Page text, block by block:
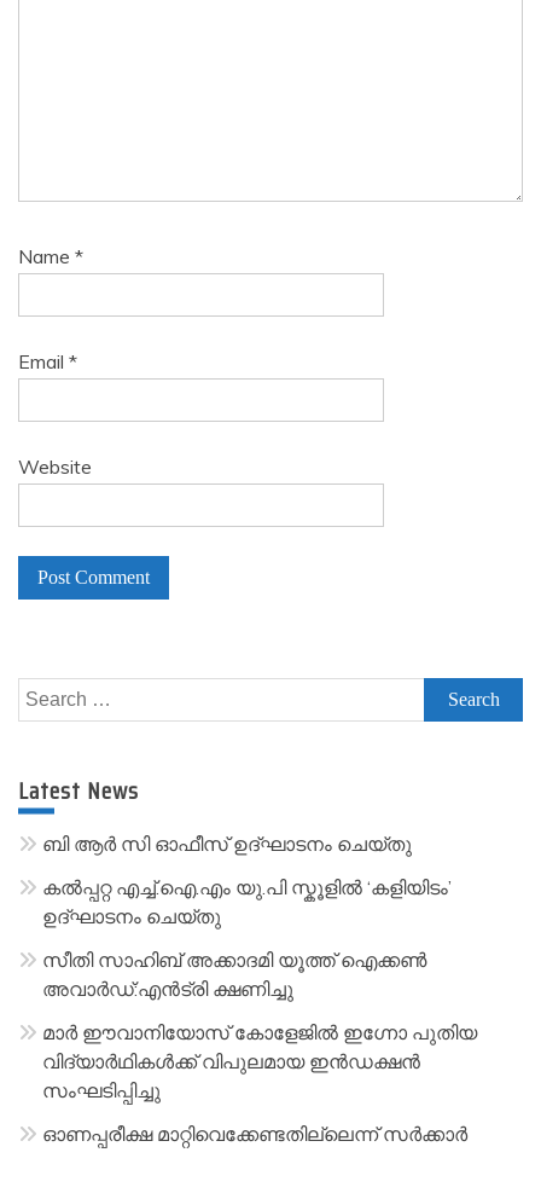
Name *
Email *
Website
l
n
a
e
Search
for:
Latest News
ബി ആർ സി ഓഫീസ് ഉദ്ഘാടനം ചെയ്തു
കൽപ്പറ്റ എച്ച്.ഐ.എം യു.പി സ്കൂ‌ളിൽ ‘കളിയിടം’
ഉദ്ഘാടനം ചെയ്തു
സീതി സാഹിബ് അക്കാദമി യൂത്ത് ഐക്കൺ
അവാർഡ്:എൻട്രി ക്ഷണിച്ചു
മാർ ഈവാനിയോസ് കോളേജിൽ ഇഗ്നോ പുതിയ
വിദ്യാർഥികൾക്ക് വിപുലമായ ഇൻഡക്ഷൻ
സംഘടിപ്പിച്ചു
ഓണപ്പരീക്ഷ മാറ്റിവെക്കേണ്ടതില്ലെന്ന് സർക്കാർ